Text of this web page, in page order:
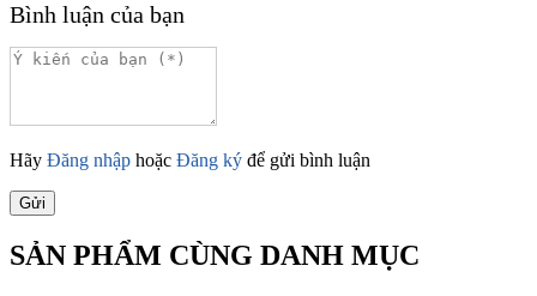
Bình luận của bạn
Hãy Đăng nhập hoặc Đăng ký để gửi bình luận
Gửi
SẢN PHẨM CÙNG DANH MỤC